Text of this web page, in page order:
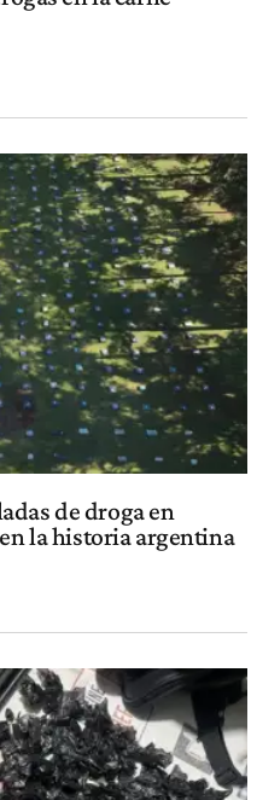
de droga en
la historia argentina